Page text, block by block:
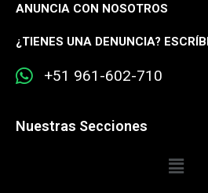
ANUNCIA CON NOSOTROS
¿TIENES UNA DENUNCIA?
+51 961-602-710
Nuestras Secciones